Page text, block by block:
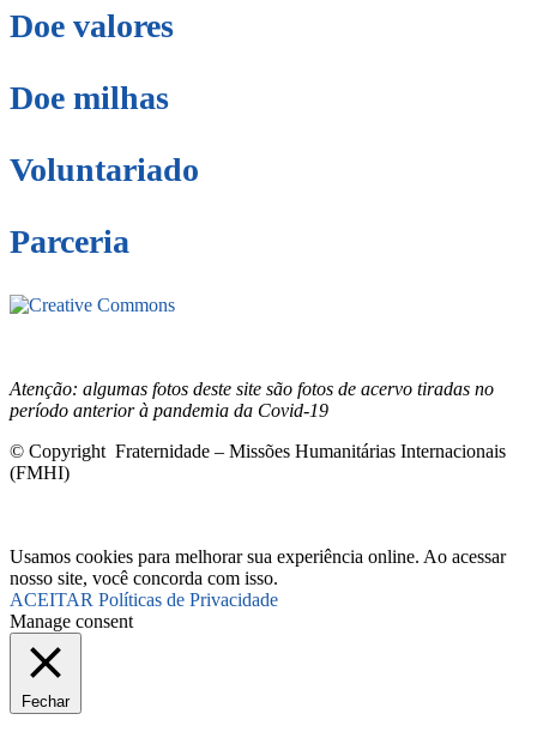
Doe valores
Doe milhas
Voluntariado
Parceria
Atenção: algumas fotos deste site são fotos de acervo tiradas no
período anterior à pandemia da Covid-19
© Copyright Fraternidade – Missões Humanitárias Internacionais
(FMHI)
Usamos cookies para melhorar sua experiência online. Ao acessar
nosso site, você concorda com isso.
ACEITAR Políticas de Privacidade
Manage consent
Fechar